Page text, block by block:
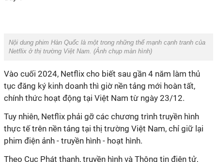
Nội dung phim Hàn Quốc là một trong những thế mạnh cạnh tranh của
Netflix ở thị trường Việt Nam. (Ảnh chụp màn hình)
Vào cuối 2024, Netflix cho biết sau gần 4 năm làm thủ
tục đăng ký kinh doanh thì giờ nền tảng mới hoàn tất,
chính thức hoạt động tại Việt Nam từ ngày 23/12.
Tuy nhiên, Netflix phải gỡ các chương trình truyền hình
thực tế trên nền tảng tại thị trường Việt Nam, chỉ giữ lại
phim điện ảnh - truyền hình - hoạt hình.
Theo Cục Phát thanh, truyền hình và Thông tin điện tử,